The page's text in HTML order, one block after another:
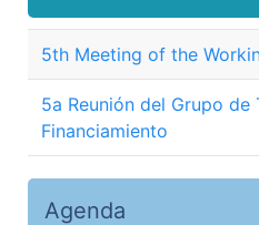
5th Meeting of the
5a Reunión del Grupo de
Financiamiento
Agenda